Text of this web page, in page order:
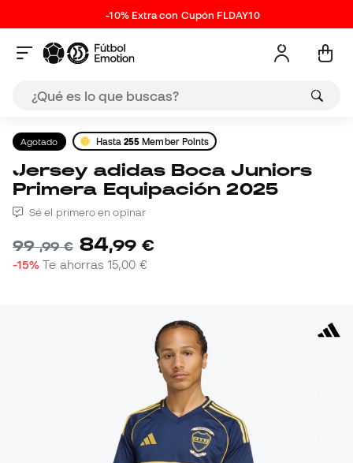
-10% Extra con Cupón FLDAY10
Agotado Hasta255 Member Points
Jersey adidas Boca Juniors
Primera Equipación 2025
Sé el primero en opinar
99,99 € 84,99 €
-15% Te ahorras15,00 €